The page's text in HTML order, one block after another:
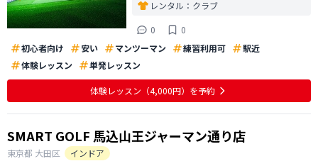
レンタル： クラブ
0
0
初心者向け
安い マンツーマン 練習利用可
駅近
体験レッスン
単発レッスン
体験レッスン （4,000円） を予約
SMART GOLF 馬込山王ジャーマン通り店
東京都 大田区
インドア